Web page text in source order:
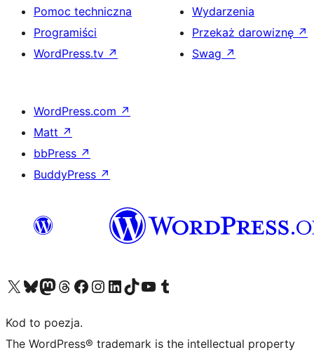
Pomoc techniczna
Programiści
WordPress.tv ↗
Wydarzenia
Przekaż darowiznę ↗
Swag ↗
WordPress.com ↗
Matt ↗
bbPress ↗
BuddyPress ↗
Odwiedź nasze konto X (dawniej Twitter)
Odwiedź nasze konto Bluesky
Odwiedź nasze konto na Mastodoncie
Odwiedź naszego Threadsa
Odwiedź naszego Facebooka
Odwiedź nasze konto na Instagramie
Odwiedź nasze konto na LinkedIn
Odwiedź naszego TikToka
Odwiedź nasz kanał YouTube
Odwiedź naszego Tumblra
Kod to poezja.
The WordPress® trademark is the intellectual property